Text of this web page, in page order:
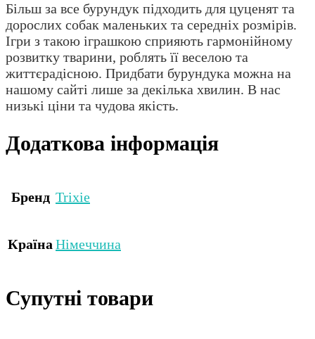
Більш за все бурундук підходить для цуценят та
дорослих собак маленьких та середніх розмірів.
Ігри з такою іграшкою сприяють гармонійному
розвитку тварини, роблять її веселою та
життєрадісною. Придбати бурундука можна на
нашому сайті лише за декілька хвилин. В нас
низькі ціни та чудова якість.
Додаткова інформація
Бренд Trixie
Країна Німеччина
Супутні товари